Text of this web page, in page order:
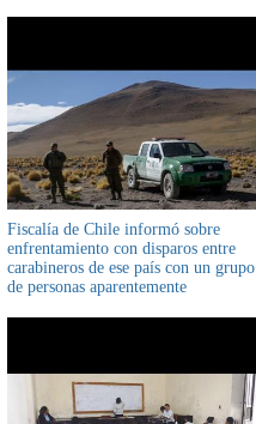
Fiscalía de Chile informó sobre
enfrentamiento con disparos entre
carabineros de ese país con un grupo
de personas aparentemente